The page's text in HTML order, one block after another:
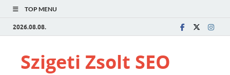
TOP MENU
2026.08.08.
Szigeti Zsolt SEO